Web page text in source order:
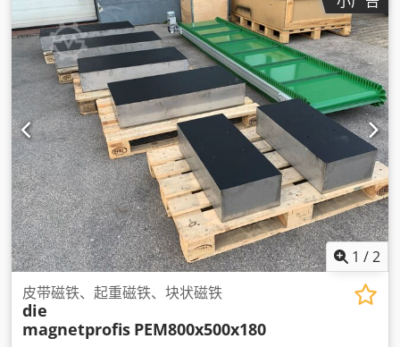
1 /2
皮带磁铁、起重磁铁、块状磁铁
die
magnetprofis PEM800x500x180